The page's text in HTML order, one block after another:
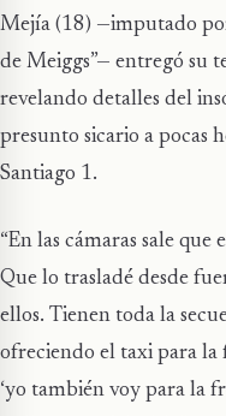
Mejía (18) —imputado
de Meiggs”— entregó su
revelando detalles del
presunto sicario a pocas
Santiago 1.
“En las cámaras sale
Que lo trasladé desde
ellos. Tienen toda la
ofreciendo el taxi para la
‘yo también voy para la